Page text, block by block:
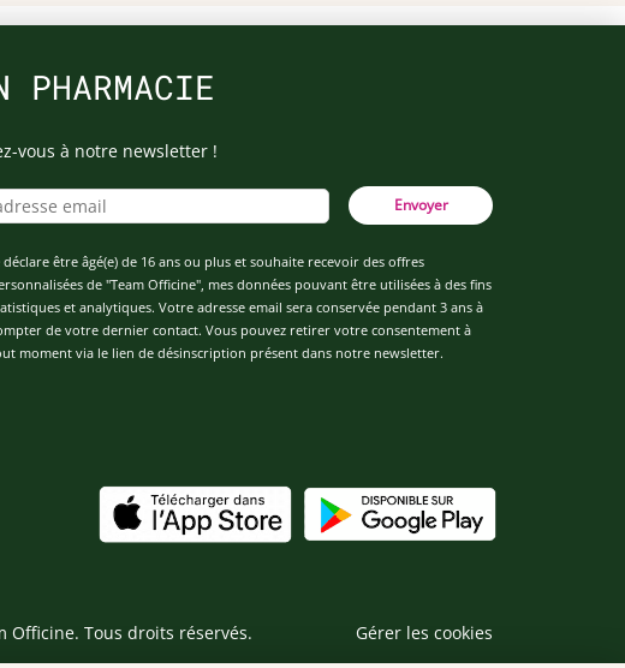
vous à notre newsletter !
Envoyer
déclare être âgé(e) de 16 ans ou plus et souhaite recevoir des offres
de "Team Officine", mes données pouvant être utilisées à des fins
et analytiques. Votre adresse email sera conservée pendant 3 ans à
de votre dernier contact. Vous pouvez retirer votre consentement à
moment via le lien de désinscription présent dans notre newsletter.
Officine. Tous droits réservés. Gérer les cookies